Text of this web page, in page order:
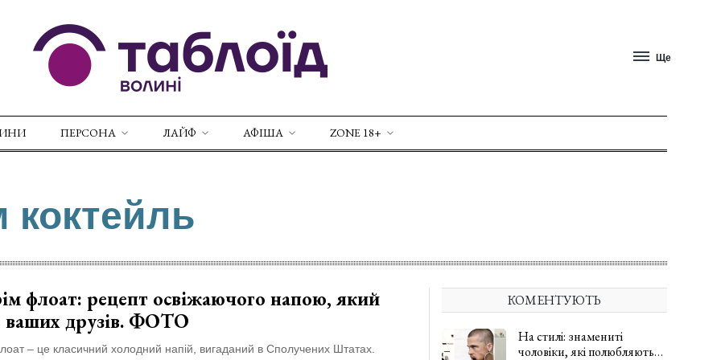
Ще
ПЕРСОНА ЛАЙФ АФІША ZONE 18+
коктейль
флоат: рецепт освіжаючого напою, який
ваших друзів. ФОТО
– це класичний холодний напій, вигаданий в Сполучених Штатах.
КОМЕНТУЮТЬ
На стилі: знамениті
чоловіки, які полюбляють